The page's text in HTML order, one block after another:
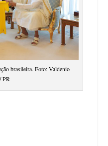
brasileira. Foto: Valdenio
PR